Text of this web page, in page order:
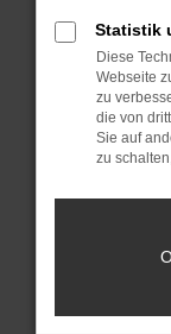
dass
Wende
Wenn du
hast,
das
Text
Statistik
Diese
Webseite
zu
die von
Sie auf
zu